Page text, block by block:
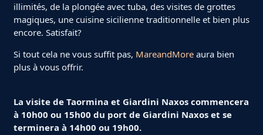
illimités, de la plongée avec tuba, des visites de grottes
magiques, une cuisine sicilienne traditionnelle et bien plus
encore. Satisfait?
Si tout cela ne vous suffit pas, MareandMoreaura bien
plus à vous offrir.
La visite de Taormina et Giardini Naxos commencera
à 10h00 ou 15h00 du port de Giardini Naxos et se
terminera à 14h00 ou 19h00.